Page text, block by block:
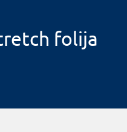
folija